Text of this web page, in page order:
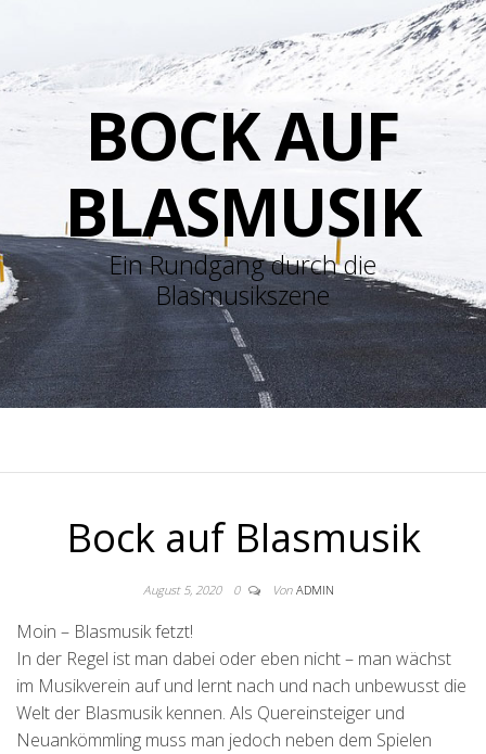
BOCK AUF
BLASMUSIK
Ein Rundgang durch die
Blasmusikszene
Bock auf Blasmusik
August 5, 2020 0 Von ADMIN
Moin – Blasmusik fetzt!
In der Regel ist man dabei oder eben nicht – man wächst
im Musikverein auf und lernt nach und nach unbewusst die
Welt der Blasmusik kennen. Als Quereinsteiger und
Neuankömmling muss man jedoch neben dem Spielen